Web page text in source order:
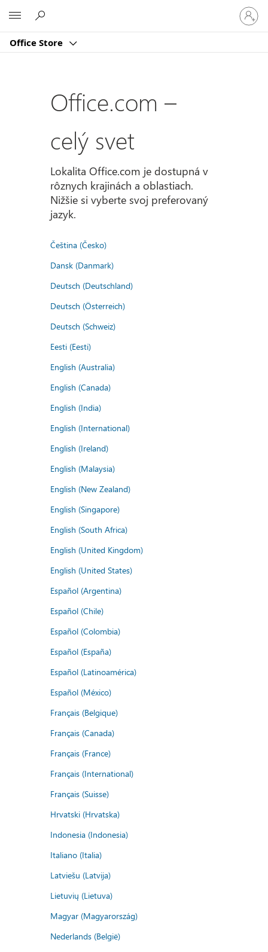
Office Store
sa
k
kontu
Office.com –
celý svet
Lokalita Office.com je dostupná v
rôznych krajinách a oblastiach.
Nižšie si vyberte svoj preferovaný
jazyk.
Čeština (Česko)
Dansk (Danmark)
Deutsch (Deutschland)
Deutsch (Österreich)
Deutsch (Schweiz)
Eesti (Eesti)
English (Australia)
English (Canada)
English (India)
English (International)
English (Ireland)
English (Malaysia)
English (New Zealand)
English (Singapore)
English (South Africa)
English (United Kingdom)
English (United States)
Español (Argentina)
Español (Chile)
Español (Colombia)
Español (España)
Español (Latinoamérica)
Español (México)
Français (Belgique)
Français (Canada)
Français (France)
Français (International)
Français (Suisse)
Hrvatski (Hrvatska)
Indonesia (Indonesia)
Italiano (Italia)
Latviešu (Latvija)
Lietuvių (Lietuva)
Magyar (Magyarország)
Nederlands (België)